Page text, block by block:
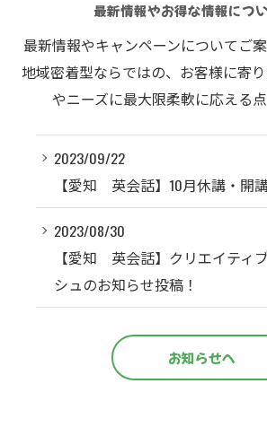
最新情報やお得な情報につ
最新情報やキャンペーンについてご案
地域密着型ならではの、お客様に寄
やニーズに最大限柔軟に応える点
2023/09/22
【愛知 英会話】10月休講・開
2023/08/30
【愛知 英会話】クリエイティ
シュのお知らせ投稿！
お知らせへ